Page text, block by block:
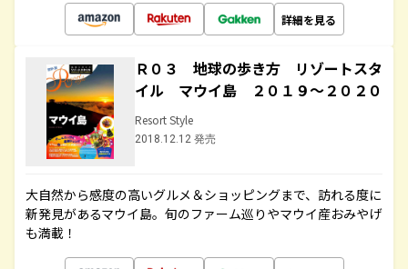
詳細を見る
Ｒ０３ 地球の歩き方 リゾートスタ
イル マウイ島 ２０１９～２０２０
Resort Style
2018.12.12 発売
大自然から感度の高いグルメ＆ショッピングまで、訪れる度に
新発見があるマウイ島。旬のファーム巡りやマウイ産おみやげ
も満載！